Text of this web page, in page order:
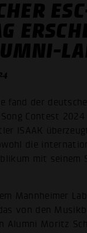
fand der
Contest 2024
ISAAK
die
mit seinem
Mannheimer
von den
Alumni Moritz